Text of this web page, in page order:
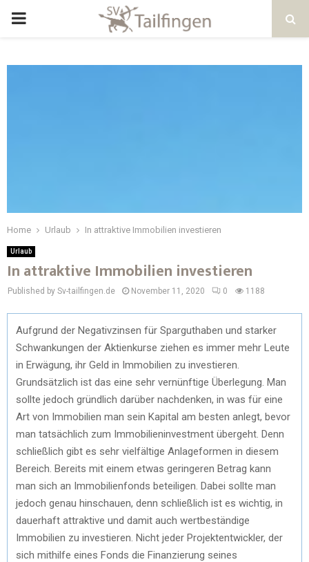
Home Urlaub In attraktive Immobilien investieren
Urlaub
In attraktive Immobilien investieren
Published by Sv-tailfingen.de November 11, 2020 0 1188
Aufgrund der Negativzinsen für Sparguthaben und starker
Schwankungen der Aktienkurse ziehen es immer mehr Leute
in Erwägung, ihr Geld in Immobilien zu investieren.
Grundsätzlich ist das eine sehr vernünftige Überlegung. Man
sollte jedoch gründlich darüber nachdenken, in was für eine
Art von Immobilien man sein Kapital am besten anlegt, bevor
man tatsächlich zum Immobilieninvestment übergeht. Denn
schließlich gibt es sehr vielfältige Anlageformen in diesem
Bereich. Bereits mit einem etwas geringeren Betrag kann
man sich an Immobilienfonds beteiligen. Dabei sollte man
jedoch genau hinschauen, denn schließlich ist es wichtig, in
dauerhaft attraktive und damit auch wertbeständige
Immobilien zu investieren. Nicht jeder Projektentwickler, der
sich mithilfe eines Fonds die Finanzierung seines